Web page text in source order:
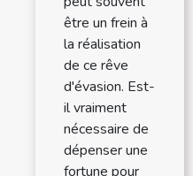
être un frein à
la réalisation
de ce rêve
d'évasion. Est-
il vraiment
nécessaire de
dépenser une
fortune pour